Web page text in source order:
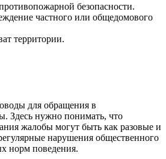
безопасности.
частного или общедомового
территории.
для обращения в
Здесь нужно понимать, что
жалобы могут быть как разовые и
нарушения общественного
норм поведения.